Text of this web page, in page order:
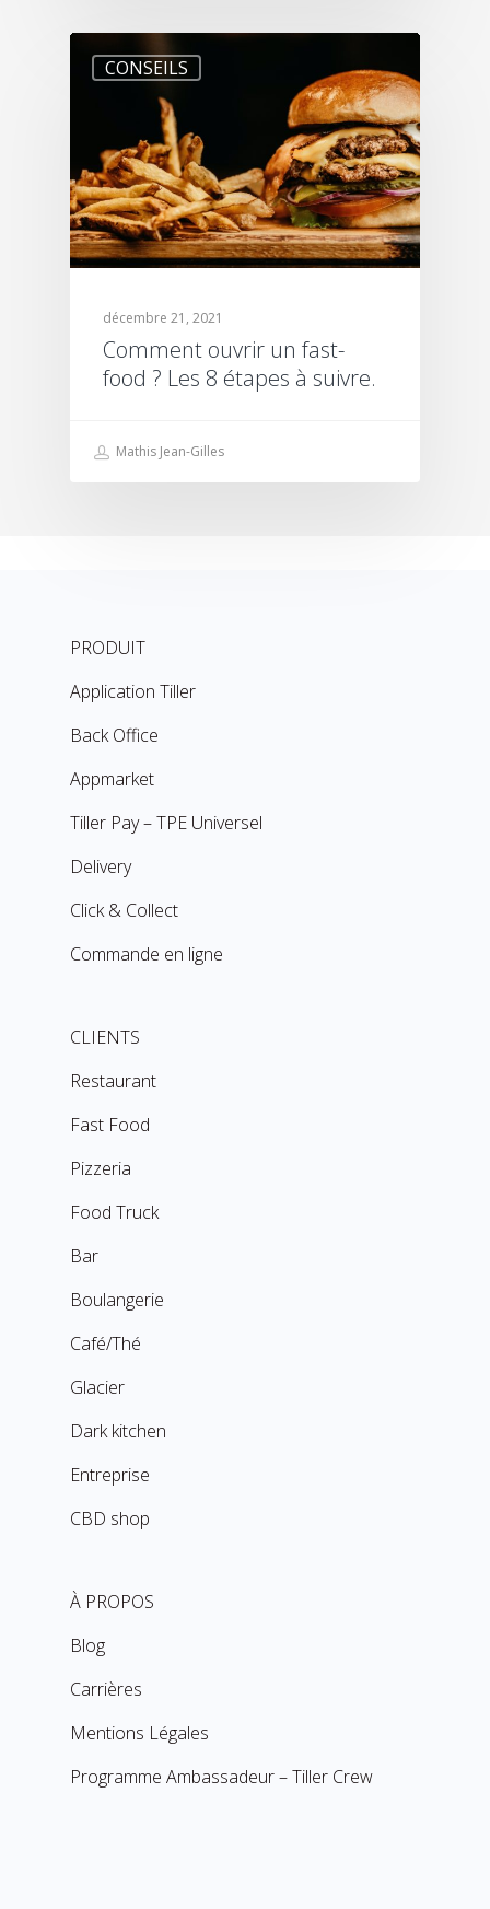
CONSEILS
décembre 21, 2021
Comment ouvrir un fast-
food ? Les 8 étapes à suivre.
Mathis Jean-Gilles
PRODUIT
Application Tiller
Back Office
Appmarket
Tiller Pay – TPE Universel
Delivery
Click & Collect
Commande en ligne
CLIENTS
Restaurant
Fast Food
Pizzeria
Food Truck
Bar
Boulangerie
Café/Thé
Glacier
Dark kitchen
Entreprise
CBD shop
À PROPOS
Blog
Carrières
Mentions Légales
Programme Ambassadeur – Tiller Crew